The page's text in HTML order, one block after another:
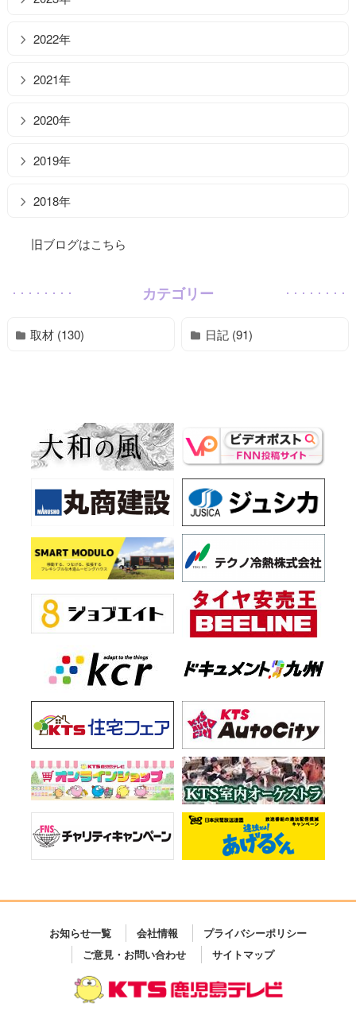
2022年
2021年
2020年
2019年
2018年
旧ブログはこちら
カテゴリー
取材 (130) 日記 (91)
お知らせ一覧 会社情報
プライバシーポリシー
ご意見・お問い合わせ
サイトマップ